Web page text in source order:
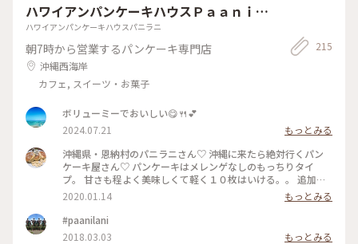
ハワイアンパンケーキハウスＰａａｎｉｌ
ａｎｉ
ハワイアンパンケーキハウスパニラニ
朝7時から営業するパンケーキ専門店
沖縄西海岸
カフェ, スイーツ・お菓子
215
ボリューミーでおいしい😋🍴💕
2024.07.21
もっとみる
沖縄県・恩納村のパニラニさん♡ 沖縄に来たら絶対行くパン
ケーキ屋さん♡ パンケーキはメレンゲなしのもっちりタイ
プ。 甘さも程よく美味しくて軽く１０枚はいける。。 追加注
文でココナッツ食べれば良かった。涙 毎回行列ですが焼き上
がりが速いので、お店の回転もすごく速いです！早くまた食べ
に行きたい♡ 沖縄No. 1パンケーキ！！ #冬のおでかけ #年は
じめ #おでかけ日和 #パンケーキ大好き
2020.01.14
もっとみる
#paanilani
2018.03.03
もっとみる